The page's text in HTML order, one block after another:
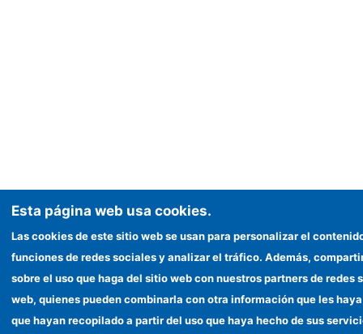
Esta página web usa cookies.
Las cookies de este sitio web se usan para personalizar el
funciones de redes sociales y analizar el tráfico. Además,
sobre el uso que haga del sitio web con nuestros partners de redes
web, quienes pueden combinarla con otra información que les
que hayan recopilado a partir del uso que haya hecho de sus